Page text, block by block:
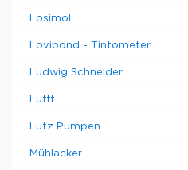
Losimol
Lovibond - Tintometer
Ludwig Schneider
Lufft
Lutz Pumpen
Mühlacker